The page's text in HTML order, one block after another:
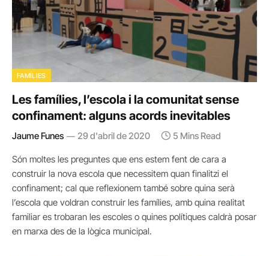
FAMÍLIES
Les famílies, l’escola i la comunitat sense
confinament: alguns acords inevitables
Jaume Funes 29 d'abril de 2020 5 Mins Read
Són moltes les preguntes que ens estem fent de cara a
construir la nova escola que necessitem quan finalitzi el
confinament; cal que reflexionem també sobre quina serà
l’escola que voldran construir les famílies, amb quina realitat
familiar es trobaran les escoles o quines polítiques caldrà posar
en marxa des de la lògica municipal.